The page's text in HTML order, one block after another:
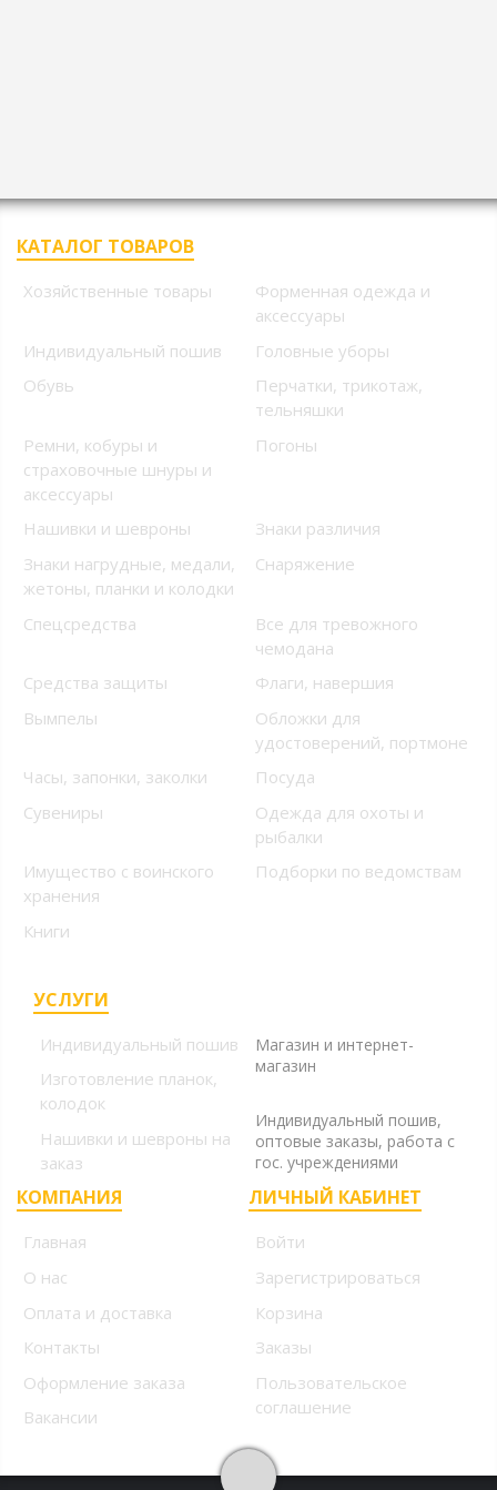
КАТАЛОГ ТОВАРОВ
Хозяйственные товары
Форменная одежда и
аксессуары
Индивидуальный пошив
Головные уборы
Обувь
Перчатки, трикотаж,
тельняшки
Ремни, кобуры и
страховочные шнуры и
аксессуары
Погоны
Нашивки и шевроны
Знаки различия
Знаки нагрудные, медали,
жетоны, планки и колодки
Снаряжение
Спецсредства
Все для тревожного
чемодана
Средства защиты
Флаги, навершия
Вымпелы
Обложки для
удостоверений, портмоне
Часы, запонки, заколки
Посуда
Сувениры
Одежда для охоты и
рыбалки
Имущество с воинского
хранения
Подборки по ведомствам
Книги
УСЛУГИ
Индивидуальный пошив
Изготовление планок,
колодок
Нашивки и шевроны на
заказ
Магазин и интернет-
магазин
Индивидуальный пошив,
оптовые заказы, работа с
гос. учреждениями
КОМПАНИЯ
Главная
О нас
Оплата и доставка
Контакты
Оформление заказа
Вакансии
ЛИЧНЫЙ КАБИНЕТ
Войти
Зарегистрироваться
Корзина
Заказы
Пользовательское
соглашение